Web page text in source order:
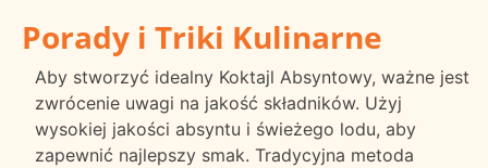
Porady i Triki Kulinarne
Aby stworzyć idealny Koktajl Absyntowy, ważne jest
zwrócenie uwagi na jakość składników. Użyj
wysokiej jakości absyntu i świeżego lodu, aby
zapewnić najlepszy smak. Tradycyjna metoda